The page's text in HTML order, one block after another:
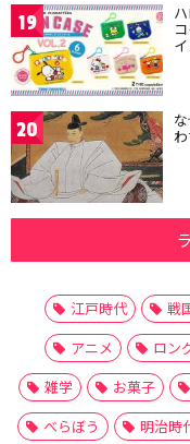
19
20
江戸時代 戦
アニメ
ロン
雑学
お菓子
べらぼう
明治時